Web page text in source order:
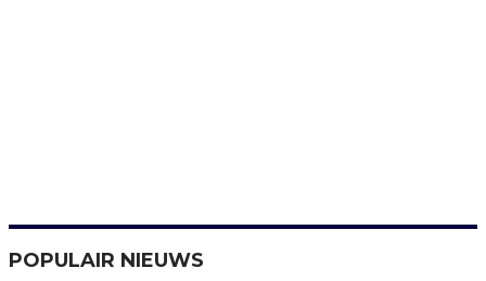
POPULAIR NIEUWS